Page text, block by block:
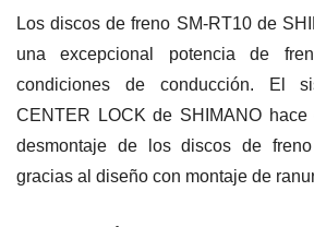
Los discos de freno SM-RT10 de
una excepcional potencia de
condiciones de conducción. El
CENTER LOCK de SHIMANO
desmontaje de los discos de
gracias al diseño con montaje de